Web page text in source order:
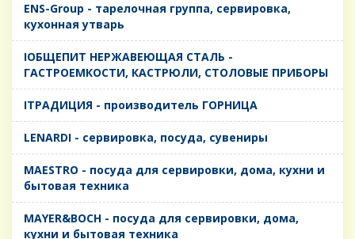
ENS-Group - тарелочная группа, сервировка,
кухонная утварь
IОБЩЕПИТ НЕРЖАВЕЮЩАЯ СТАЛЬ -
ГАСТРОЕМКОСТИ, КАСТРЮЛИ, СТОЛОВЫЕ ПРИБОРЫ
IТРАДИЦИЯ - производитель ГОРНИЦА
LENARDI - сервировка, посуда, сувениры
MAESTRO - посуда для сервировки, дома, кухни и
бытовая техника
MAYER&BOCH - посуда для сервировки, дома,
кухни и бытовая техника